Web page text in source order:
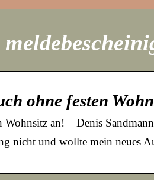
ohne festen
Wohnsitz an! – Denis Sandmann
nicht und wollte mein neues